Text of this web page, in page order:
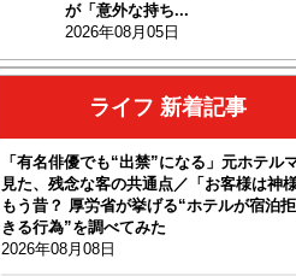
が「意外な持ち...
2026年08月05日
ライフ 新着記事
「有名俳優でも“出禁”になる」元ホテル
見た、残念な客の共通点／「お客様は神
もう昔？ 厚労省が挙げる“ホテルが宿泊
きる行為”を調べてみた
2026年08月08日